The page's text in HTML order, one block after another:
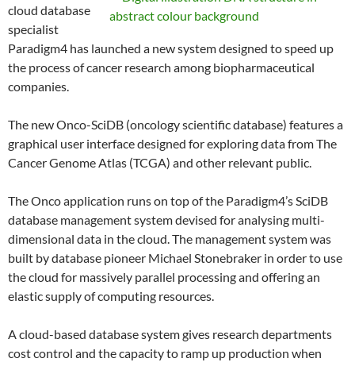
cloud database
specialist
Paradigm4 has launched a new system designed to speed up
the process of cancer research among biopharmaceutical
companies.
The new Onco-SciDB (oncology scientific database) features a
graphical user interface designed for exploring data from The
Cancer Genome Atlas (TCGA) and other relevant public.
The Onco application runs on top of the Paradigm4’s SciDB
database management system devised for analysing multi-
dimensional data in the cloud. The management system was
built by database pioneer Michael Stonebraker in order to use
the cloud for massively parallel processing and offering an
elastic supply of computing resources.
A cloud-based database system gives research departments
cost control and the capacity to ramp up production when